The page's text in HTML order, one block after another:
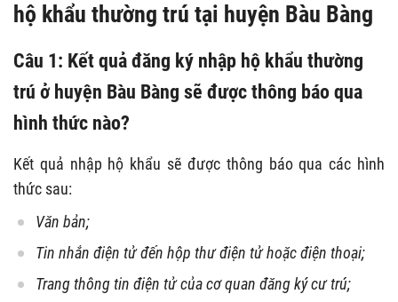
hộ khẩu thường trú tại huyện Bàu Bàng
Câu 1: Kết quả đăng ký nhập hộ khẩu thường
trú ở huyện Bàu Bàng sẽ được thông báo qua
hình thức nào?
Kết quả nhập hộ khẩu sẽ được thông báo qua các hình
thức sau:
Văn bản;
Tin nhắn điện tử đến hộp thư điện tử hoặc điện thoại;
Trang thông tin điện tử của cơ quan đăng ký cư trú;